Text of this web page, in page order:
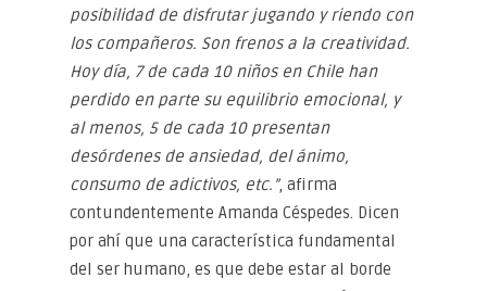
posibilidad de disfrutar jugando y riendo con
los compañeros. Son frenos a la creatividad.
Hoy día, 7 de cada 10 niños en Chile han
perdido en parte su equilibrio emocional, y
al menos, 5 de cada 10 presentan
desórdenes de ansiedad, del ánimo,
consumo de adictivos, etc.”, afirma
contundentemente Amanda Céspedes. Dicen
por ahí que una característica fundamental
del ser humano, es que debe estar al borde